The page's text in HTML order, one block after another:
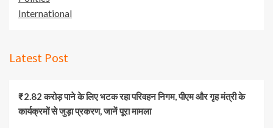
International
Latest Post
₹2.82 करोड़ पाने के लिए भटक रहा परिवहन निगम, पीएम और गृह मंत्री के
कार्यक्रमों से जुड़ा प्रकरण, जानें पूरा मामला